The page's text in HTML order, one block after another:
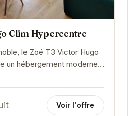
Clim Hypercentre
le Zoé T3 Victor Hugo
un hébergement moderne
les familles ou les...
Voir l'offre